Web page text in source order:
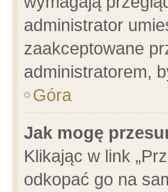
administrator
zaakceptowane
administratorem,
Góra
Jak mogę
Klikając w link
odkopać go na